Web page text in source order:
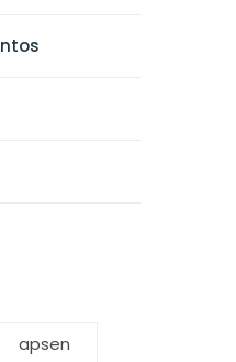
apsen